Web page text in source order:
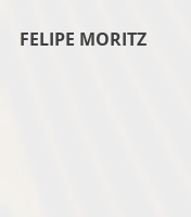
FELIPE MORITZ